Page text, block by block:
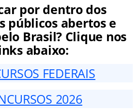
por dentro dos
públicos abertos e
Brasil? Clique nos
abaixo:
FEDERAIS
2026